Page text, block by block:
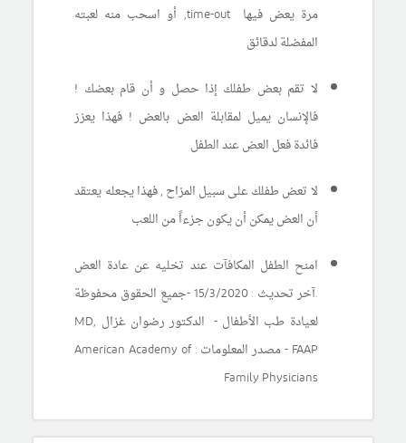
مرة يعض فيها time-out, أو اسحب منه لعبته
المفضلة لدقائق
لا تقم بعض طفلك إذا حصل و أن قام بعضك !
فالإنسان يميل لمقابلة العض بالعض ! فهذا يعزز
فائدة فعل العض عند الطفل
لا تعض طفلك على سبيل المزاح , فهذا يجعله يعتقد
أن العض يمكن أن يكون جزءاً من اللعب
امنح الطفل المكافآت عند تخليه عن عادة العض
.آخر تحديث : 15/3/2020 -جميع الحقوق محفوظة
لعيادة طب الأطفال - الدكتور رضوان غزال MD,
FAAP
- مصدر المعلومات : American Academy of
Family Physicians